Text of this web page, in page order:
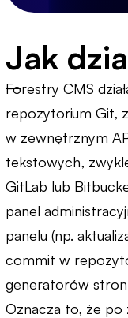
Jak
Forestry CMS
repozytorium Git,
w zewnętrznym
tekstowych,
GitLab lub
panel
panelu (np.
commit w
generatorów
Oznacza to, że po